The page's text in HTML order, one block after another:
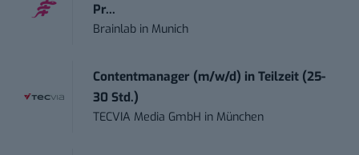
Pr...
Brainlab in Munich
Contentmanager (m/w/d) in Teilzeit (25-
30 Std.)
TECVIA Media GmbH in München